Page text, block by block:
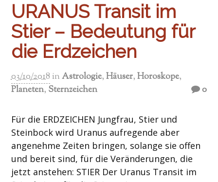
URANUS Transit im
Stier – Bedeutung für
die Erdzeichen
03/10/2018 inAstrologie,Häuser,Horoskope,
Planeten, Sternzeichen 0
Für die ERDZEICHEN Jungfrau, Stier und
Steinbock wird Uranus aufregende aber
angenehme Zeiten bringen, solange sie offen
und bereit sind, für die Veränderungen, die
jetzt anstehen: STIER Der Uranus Transit im